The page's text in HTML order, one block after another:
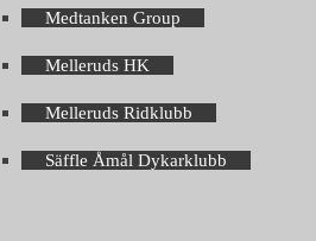
Medtanken Group
Melleruds HK
Melleruds Ridklubb
Säffle Åmål Dykarklubb